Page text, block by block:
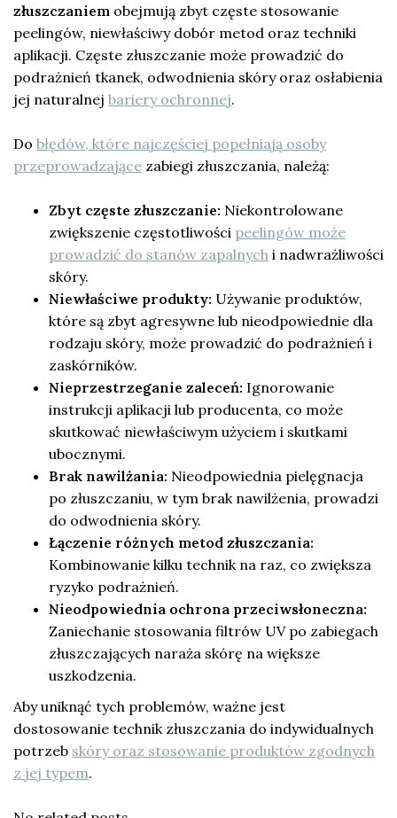
złuszczaniem obejmują zbyt częste stosowanie
peelingów, niewłaściwy dobór metod oraz techniki
aplikacji. Częste złuszczanie może prowadzić do
podrażnień tkanek, odwodnienia skóry oraz osłabienia
jej naturalnej bariery ochronnej.
Do błędów, które najczęściej popełniają osoby
przeprowadzające zabiegi złuszczania, należą:
Zbyt częste złuszczanie: Niekontrolowane
zwiększenie częstotliwości peelingów może
prowadzić do stanów zapalnych i nadwrażliwości
skóry.
Niewłaściwe produkty: Używanie produktów,
które są zbyt agresywne lub nieodpowiednie dla
rodzaju skóry, może prowadzić do podrażnień i
zaskórników.
Nieprzestrzeganie zaleceń: Ignorowanie
instrukcji aplikacji lub producenta, co może
skutkować niewłaściwym użyciem i skutkami
ubocznymi.
Brak nawilżania: Nieodpowiednia pielęgnacja
po złuszczaniu, w tym brak nawilżenia, prowadzi
do odwodnienia skóry.
Łączenie różnych metod złuszczania:
Kombinowanie kilku technik na raz, co zwiększa
ryzyko podrażnień.
Nieodpowiednia ochrona przeciwsłoneczna:
Zaniechanie stosowania filtrów UV po zabiegach
złuszczających naraża skórę na większe
uszkodzenia.
Aby uniknąć tych problemów, ważne jest
dostosowanie technik złuszczania do indywidualnych
potrzeb skóry oraz stosowanie produktów zgodnych
z jej typem.